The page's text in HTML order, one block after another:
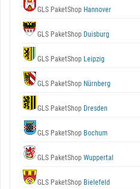
GLS PaketShop Hannover
GLS PaketShop Duisburg
GLS PaketShop Leipzig
GLS PaketShop Nürnberg
GLS PaketShop Dresden
GLS PaketShop Bochum
GLS PaketShop Wuppertal
GLS PaketShop Bielefeld